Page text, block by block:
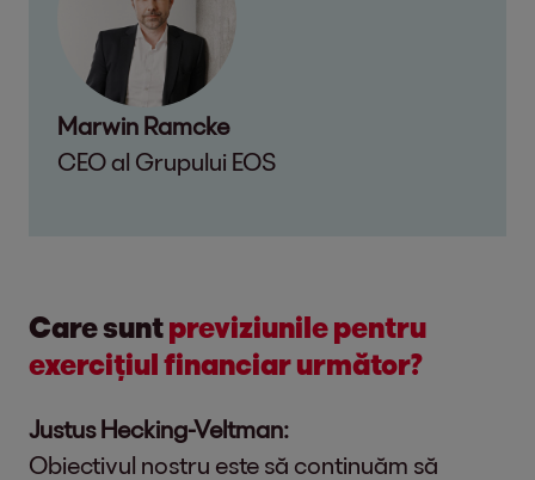
Marwin Ramcke
CEO al Grupului EOS
Care suntpreviziunile pentru
exercițiul financiar următor?
Justus Hecking-Veltman:
Obiectivul nostru este să continuăm să